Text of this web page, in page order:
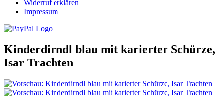
Widerruf erklären
Impressum
Kinderdirndl blau mit karierter Schürze,
Isar Trachten